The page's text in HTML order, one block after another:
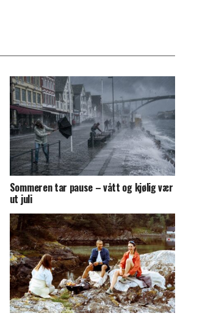
Sommeren tar pause – vått og kjølig vær
ut juli